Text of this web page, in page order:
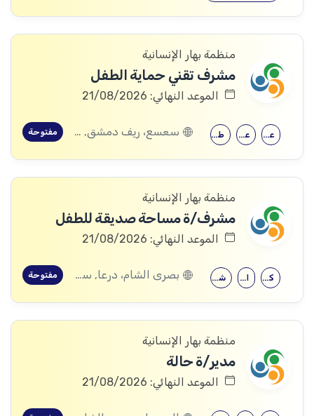
منظمة بهار الإنسانية
مشرف تقني حماية الطفل
الموعد النهائي: 21/08/2026
طب الأطفال علم اجتماع علم النفس سعسع، ريف دمشق, قدسيا، ريف دمشق, قطنا، ريف دمشق, مضايا، ريف دمشق, الديماس، ريف دمشق, سرغايا، ريف دمشق, بيت جن، ريف دمشق, عين الفيجة، ريف دمشق مفتوحة
منظمة بهار الإنسانية
مشرف/ة مساحة صديقة للطفل
الموعد النهائي: 21/08/2026
شهادة جامعية الحقوق كلية التربية بصرى الشام، درعا, سعسع، ريف دمشق, المسيفرة، درعا, قدسيا، ريف دمشق, قطنا، ريف دمشق, مضايا، ريف دمشق, الجيزة، درعا, الديماس، ريف دمشق, سرغايا، ريف دمشق, بيت جن، ريف دمشق, عين الفيجة، ريف دمشق, خربة غزالة، درعا, عش الشجرة، درعا, داعل، درعا, المزيريب، درعا مفتوحة
منظمة بهار الإنسانية
مدير/ة حالة
الموعد النهائي: 21/08/2026